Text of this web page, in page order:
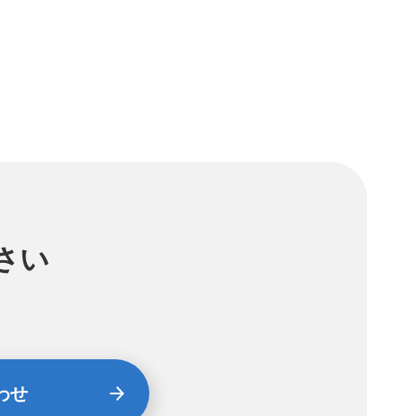
い
せ